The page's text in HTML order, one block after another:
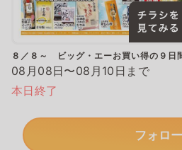
８／８～ ビッグ・エーお買い得の９日
08月08日〜08月10日まで
本日終了
フォロー